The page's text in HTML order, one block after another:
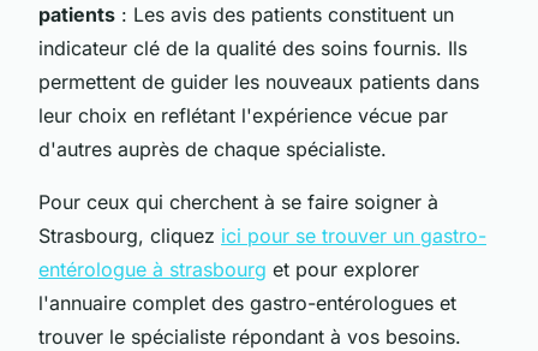
patients : Les avis des patients constituent un
indicateur clé de la qualité des soins fournis. Ils
permettent de guider les nouveaux patients dans
leur choix en reflétant l'expérience vécue par
d'autres auprès de chaque spécialiste.
Pour ceux qui cherchent à se faire soigner à
Strasbourg, cliquez ici pour se trouver un gastro-
entérologue à strasbourg et pour explorer
l'annuaire complet des gastro-entérologues et
trouver le spécialiste répondant à vos besoins.